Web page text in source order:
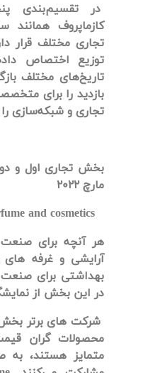
در تقسیم‌بندی
کازما‌پروف
تجاری مختلف قرار
توزیع اختصاص
تاریخ‌های مختلف
بازدید را برای
تجاری و شبکه‌سازی را
بخش تجاری اول و
مارچ 2022
and cosmetics
هر آنچه برای صنعت
آرایشی و غرفه
بهداشتی برای
در این بخش از
شرکت های برتر بخش
محصولات گران
متمایز هستند، به